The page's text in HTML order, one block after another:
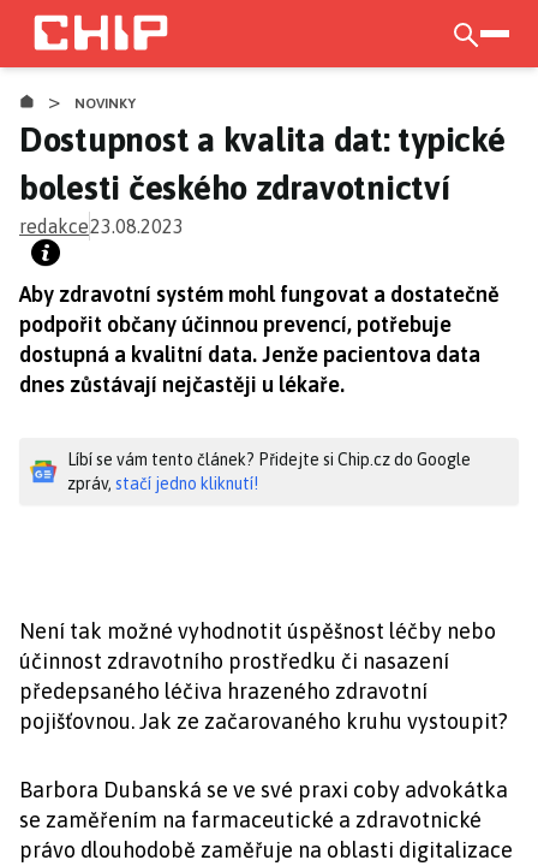
Přejít
hlavnímu
obsahu
> NOVINKY
Dostupnost a kvalita dat: typické
bolesti českého zdravotnictví
redakce23.08.2023
Aby zdravotní systém mohl fungovat a dostatečně
podpořit občany účinnou prevencí, potřebuje
dostupná a kvalitní data. Jenže pacientova data
dnes zůstávají nejčastěji u lékaře.
Líbí se vám tento článek? Přidejte si Chip.cz do Google
zpráv, stačí jedno kliknutí!
Není tak možné vyhodnotit úspěšnost léčby nebo
účinnost zdravotního prostředku či nasazení
předepsaného léčiva hrazeného zdravotní
pojišťovnou. Jak ze začarovaného kruhu vystoupit?
Barbora Dubanská se ve své praxi coby advokátka
se zaměřením na farmaceutické a zdravotnické
právo dlouhodobě zaměřuje na oblasti digitalizace